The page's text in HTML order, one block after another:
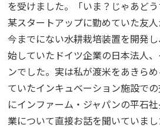
を受けました。「いま？じゃあど
某スタートアップに勤めていた友人
今までにない水耕栽培装置を開発
始していたドイツ企業の日本法人
ンでした。実は私が渡米をあきら
ていたインキュベーション施設で
にインファーム・ジャパンの平石
業について直接お話を聞いていまし